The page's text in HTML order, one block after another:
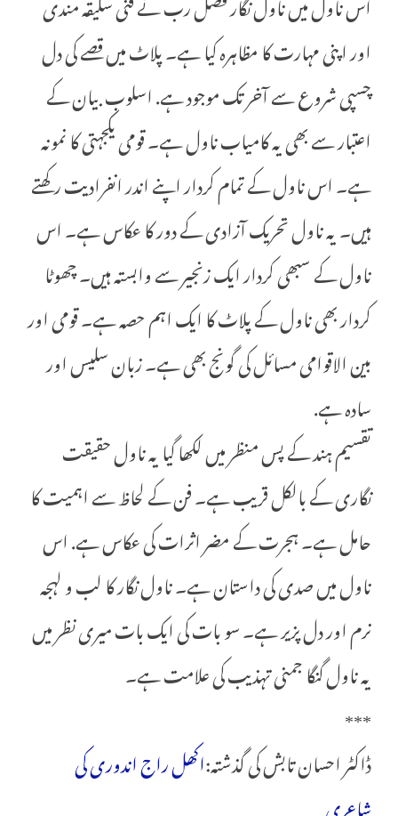
اور اپنی مہارت کا مظاہرہ کیا ہے۔ پلاٹ میں قصے کی دل
چسپی شروع سے آخر تک موجود ہے. اسلوب بیان کے
اعتبار سے بھی یہ کامیاب ناول ہے۔ قومی یکجہتی کا نمونہ
ہے۔ اس ناول کے تمام کردار اپنے اندر انفرادیت رکھتے
ہیں۔ یہ ناول تحریک آزادی کے دور کا عکاس ہے۔ اس
ناول کے سبھی کردار ایک زنجیر سے وابستہ ہیں۔ چھوٹا
کردار بھی ناول کے پلاٹ کا ایک اہم حصہ ہے۔ قومی اور
بین الاقوامی مسائل کی گونج بھی ہے۔ زبان سلیس اور
سادہ ہے.
تقسیم ہند کے پس منظر میں لکھا گیا یہ ناول حقیقت
نگاری کے بالکل قریب ہے۔ فن کے لحاظ سے اہمیت کا
حامل ہے۔ ہجرت کے مضر اثرات کی عکاس ہے. اس
ناول میں صدی کی داستان ہے۔ ناول نگار کا لب و لہجہ
نرم اور دل پزیر ہے۔ سو بات کی ایک بات میری نظر میں
یہ ناول گنگا جمنی تہذیب کی علامت ہے۔
***
ڈاکٹر احسان تابش کی گذشتہ:اکھل راج اندوری کی
شاعری